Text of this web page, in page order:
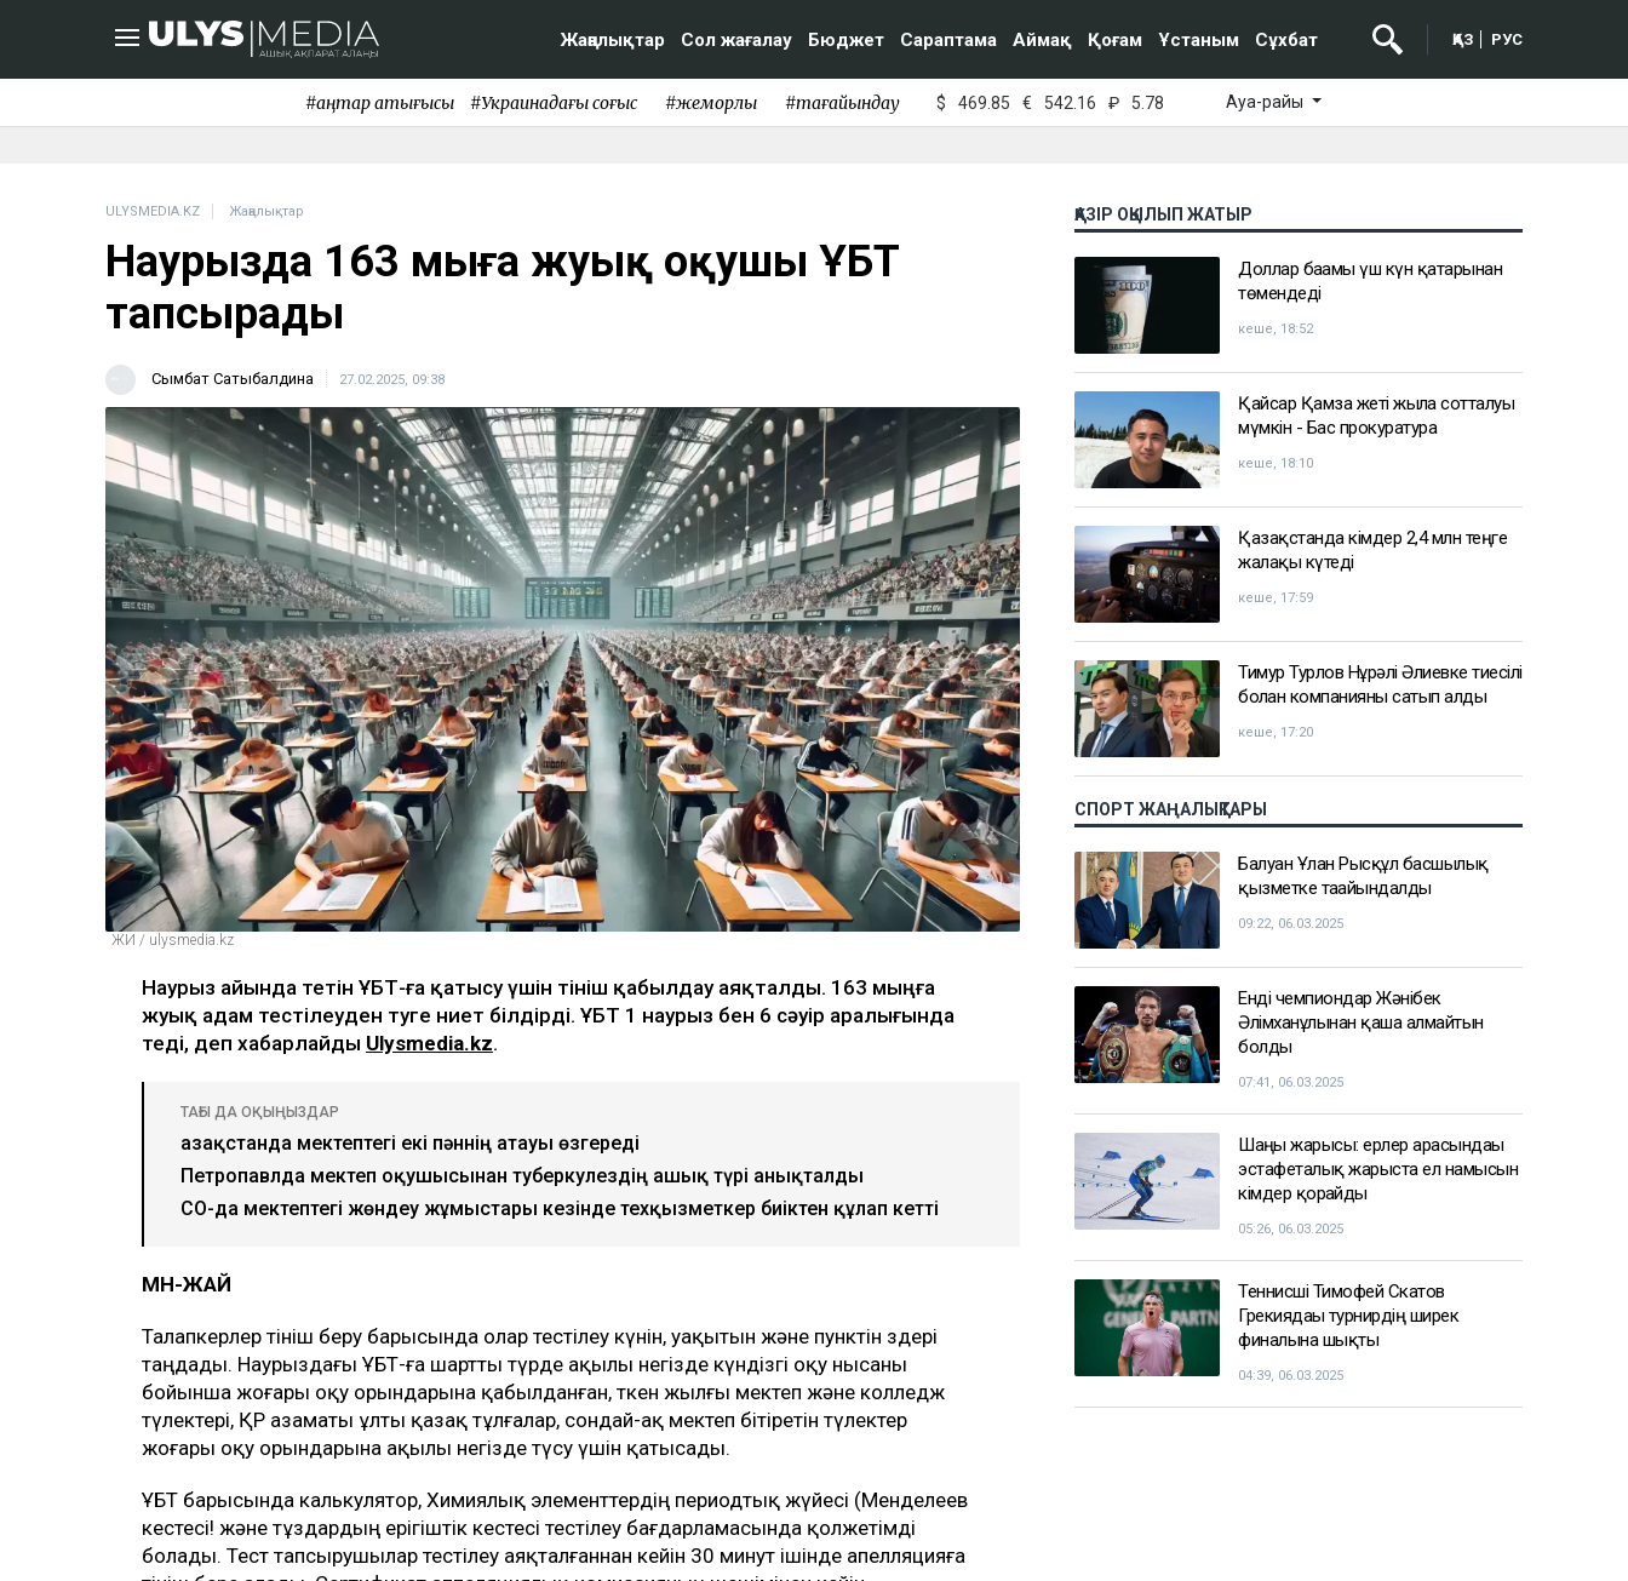
Жаңалықтар Сол жағалау Бюджет Сараптама Аймақ Қоғам Ұстаным Сұхбат ҚАЗ РУС
#қаңтар қақтығысы #Украинадағы соғыс #жемқорлық #тағайындау $ 469.85 € 542.16 ₽ 5.78 Ауа-райы
ULYSMEDIA.KZ Жаңалықтар
Наурызда 163 мыңға жуық оқушы ҰБТ
тапсырады
Сымбат Сатыбалдина 27.02.2025, 09:38
ЖИ / ulysmedia.kz
Наурыз айында өтетін ҰБТ-ға қатысу үшін өтініш қабылдау аяқталды. 163 мыңға
жуық адам тестілеуден өтуге ниет білдірді. ҰБТ 1 наурыз бен 6 сәуір аралығында
өтеді, деп хабарлайды Ulysmedia.kz.
ТАҒЫ ДА ОҚЫҢЫЗДАР
Қазақстанда мектептегі екі пәннің атауы өзгереді
Петропавлда мектеп оқушысынан туберкулездің ашық түрі анықталды
СҚО-да мектептегі жөндеу жұмыстары кезінде техқызметкер биіктен құлап кетті
МӘН-ЖАЙ
Талапкерлер өтініш беру барысында олар тестілеу күнін, уақытын және пунктін өздері
таңдады. Наурыздағы ҰБТ-ға шартты түрде ақылы негізде күндізгі оқу нысаны
бойынша жоғары оқу орындарына қабылданған, өткен жылғы мектеп және колледж
түлектері, ҚР азаматы ұлты қазақ тұлғалар, сондай-ақ мектеп бітіретін түлектер
жоғары оқу орындарына ақылы негізде түсу үшін қатысады.
ҰБТ барысында калькулятор, Химиялық элементтердің периодтық жүйесі (Менделеев
кестесі! және тұздардың ерігіштік кестесі тестілеу бағдарламасында қолжетімді
болады. Тест тапсырушылар тестілеу аяқталғаннан кейін 30 минут ішінде апелляцияға
ҚАЗІР ОҚЫЛЫП ЖАТЫР
Доллар бағамы үш күн қатарынан
төмендеді
кеше, 18:52
Қайсар Қамза жеті жылға сотталуы
мүмкін - Бас прокуратура
кеше, 18:10
Қазақстанда кімдер 2,4 млн теңге
жалақы күтеді
кеше, 17:59
Тимур Турлов Нұрәлі Әлиевке тиесілі
болған компанияны сатып алды
кеше, 17:20
СПОРТ ЖАҢАЛЫҚТАРЫ
Балуан Ұлан Рысқұл басшылық
қызметке тағайындалды
09:22, 06.03.2025
Енді чемпиондар Жәнібек
Әлімханұлынан қаша алмайтын
болды
07:41, 06.03.2025
Шаңғы жарысы: ерлер арасындағы
эстафеталық жарыста ел намысын
кімдер қорғайды
05:26, 06.03.2025
Теннисші Тимофей Скатов
Грекиядағы турнирдің ширек
финалына шықты
04:39, 06.03.2025